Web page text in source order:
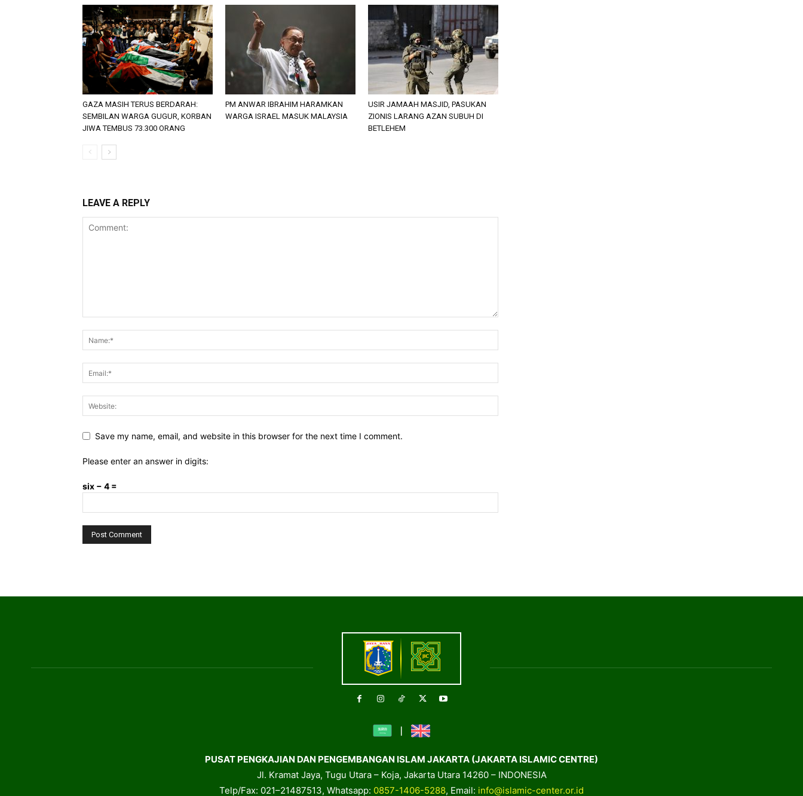
GAZA MASIH TERUS BERDARAH:
SEMBILAN WARGA GUGUR, KORBAN
JIWA TEMBUS 73.300 ORANG
PM ANWAR IBRAHIM HARAMKAN
WARGA ISRAEL MASUK MALAYSIA
USIR JAMAAH MASJID, PASUKAN
ZIONIS LARANG AZAN SUBUH DI
BETLEHEM
LEAVE A REPLY
Save my name, email, and website in this browser for the next time I comment.
Please enter an answer in digits:
six − 4 =
PUSAT PENGKAJIAN DAN PENGEMBANGAN ISLAM JAKARTA (JAKARTA ISLAMIC CENTRE)
Jl. Kramat Jaya, Tugu Utara – Koja, Jakarta Utara 14260 – INDONESIA
Telp/Fax: 021–21487513, Whatsapp: 0857-1406-5288, Email: info@islamic-center.or.id